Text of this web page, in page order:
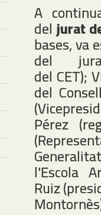
A
del jurat
bases, va
del
del CET);
del
Pérez
l'Escola
Ruiz